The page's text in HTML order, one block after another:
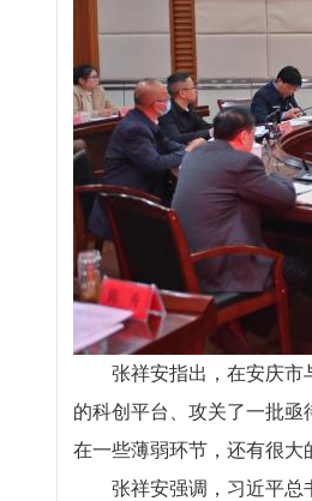
张祥安指出，在安庆市与
的科创平台、攻关了一批
在一些薄弱环节，还有很大
张祥安强调，习近平总书